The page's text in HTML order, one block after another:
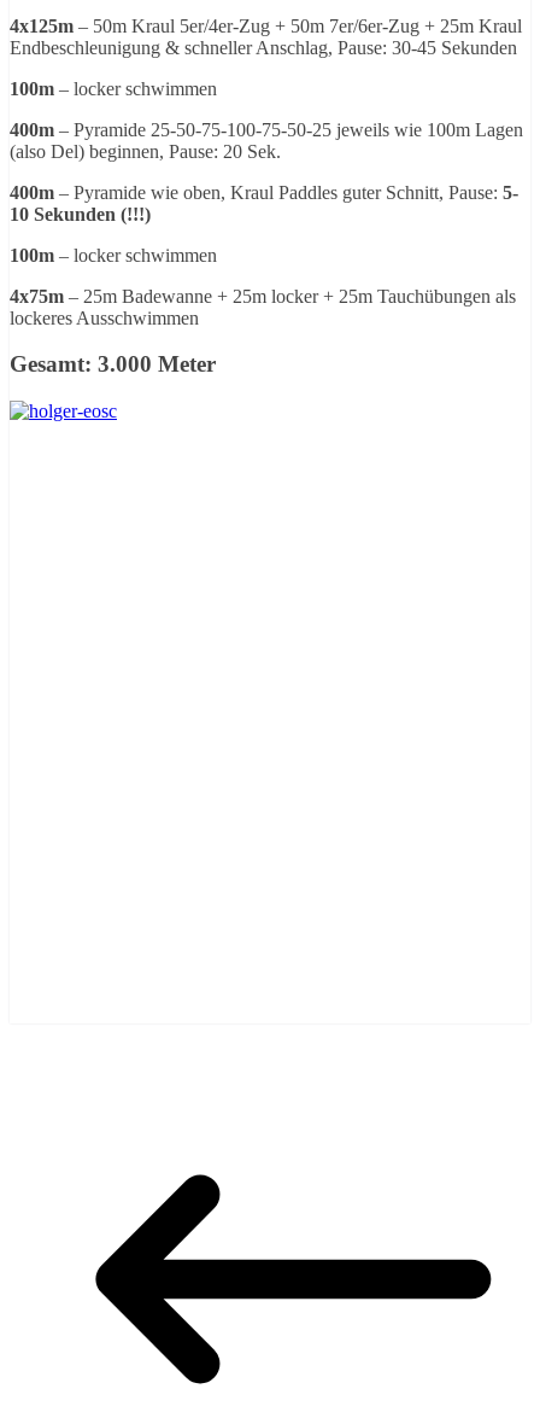
4x125m – 50m Kraul 5er/4er-Zug + 50m 7er/6er-Zug + 25m Kraul
Endbeschleunigung & schneller Anschlag, Pause: 30-45 Sekunden
100m – locker schwimmen
400m – Pyramide 25-50-75-100-75-50-25 jeweils wie 100m Lagen
(also Del) beginnen, Pause: 20 Sek.
400m – Pyramide wie oben, Kraul Paddles guter Schnitt, Pause: 5-
10 Sekunden (!!!)
100m – locker schwimmen
4x75m – 25m Badewanne + 25m locker + 25m Tauchübungen als
lockeres Ausschwimmen
Gesamt: 3.000 Meter